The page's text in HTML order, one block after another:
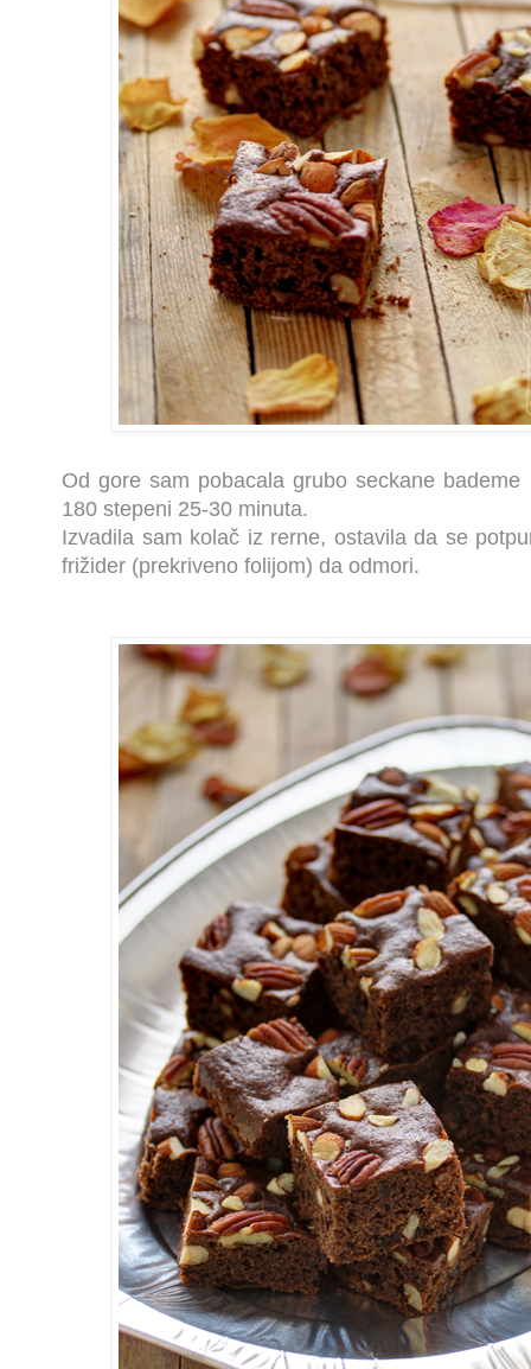
Od gore sam pobacala grubo seckane
180 stepeni 25-30 minuta.
Izvadila sam kolač iz rerne, ostavila da se
frižider (prekriveno folijom) da odmori.